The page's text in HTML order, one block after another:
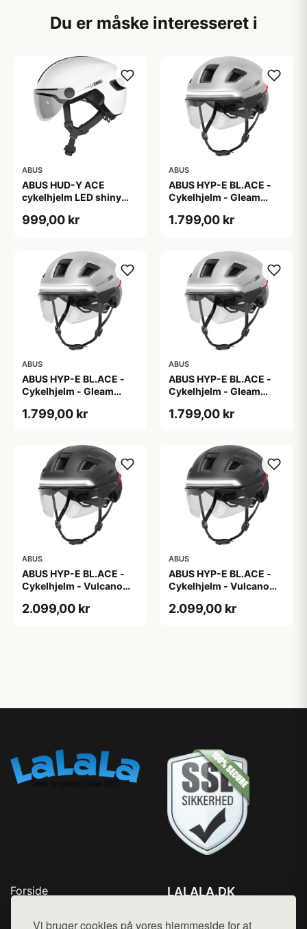
Vi bruger cookies på vores hjemmeside for at
Du er måske interesseret i
ABUS
ABUS HUD-Y ACE
cykelhjelm LED shiny
999,00 kr
ABUS
ABUS HYP-E BL.ACE -
Cykelhjelm - Gleam
1.799,00 kr
ABUS
ABUS HYP-E BL.ACE -
Cykelhjelm - Gleam
1.799,00 kr
ABUS
ABUS HYP-E BL.ACE -
Cykelhjelm - Gleam
1.799,00 kr
ABUS
ABUS HYP-E BL.ACE -
Cykelhjelm - Vulcano
2.099,00 kr
ABUS
ABUS HYP-E BL.ACE -
Cykelhjelm - Vulcano
2.099,00 kr
Forside
Top Rabatter
LALALA.DK